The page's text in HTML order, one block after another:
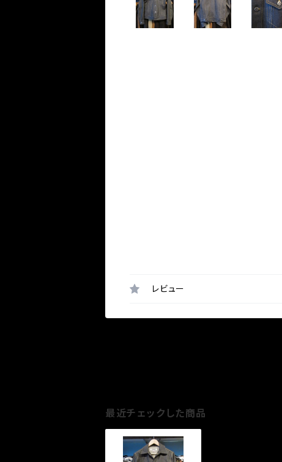
レビュー
最近チェックした商品